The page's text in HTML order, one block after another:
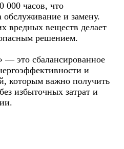
000 часов, что
и замену.
вредных веществ делает
решением.
— это сбалансированное
и
которым важно получить
избыточных затрат и